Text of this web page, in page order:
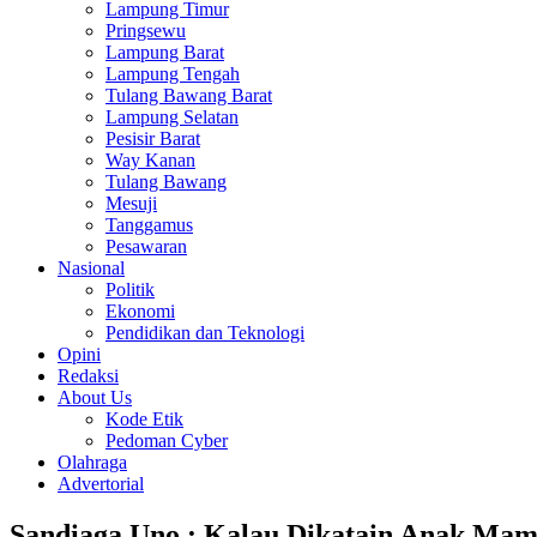
Lampung Timur
Pringsewu
Lampung Barat
Lampung Tengah
Tulang Bawang Barat
Lampung Selatan
Pesisir Barat
Way Kanan
Tulang Bawang
Mesuji
Tanggamus
Pesawaran
Nasional
Politik
Ekonomi
Pendidikan dan Teknologi
Opini
Redaksi
About Us
Kode Etik
Pedoman Cyber
Olahraga
Advertorial